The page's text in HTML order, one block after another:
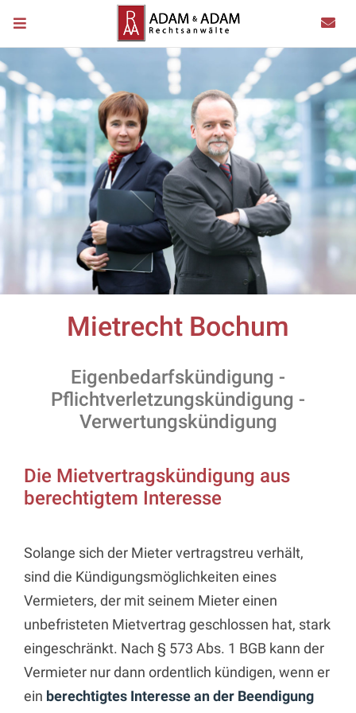
Mietrecht Bochum
Eigenbedarfskündigung -
Pflichtverletzungskündigung -
Verwertungskündigung
Die Mietvertragskündigung aus
berechtigtem Interesse
Solange sich der Mieter vertragstreu verhält,
sind die Kündigungsmöglichkeiten eines
Vermieters, der mit seinem Mieter einen
unbefristeten Mietvertrag geschlossen hat, stark
eingeschränkt. Nach § 573 Abs. 1 BGB kann der
Vermieter nur dann ordentlich kündigen, wenn er
ein berechtigtes Interesse an der Beendigung